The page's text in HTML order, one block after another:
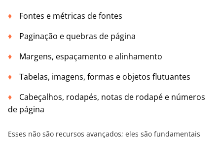
Fontes e métricas de fontes
Paginação e quebras de página
Margens, espaçamento e alinhamento
Tabelas, imagens, formas e objetos flutuantes
Cabeçalhos, rodapés, notas de rodapé e números
de página
Esses não são recursos avançados; eles são fundamentais